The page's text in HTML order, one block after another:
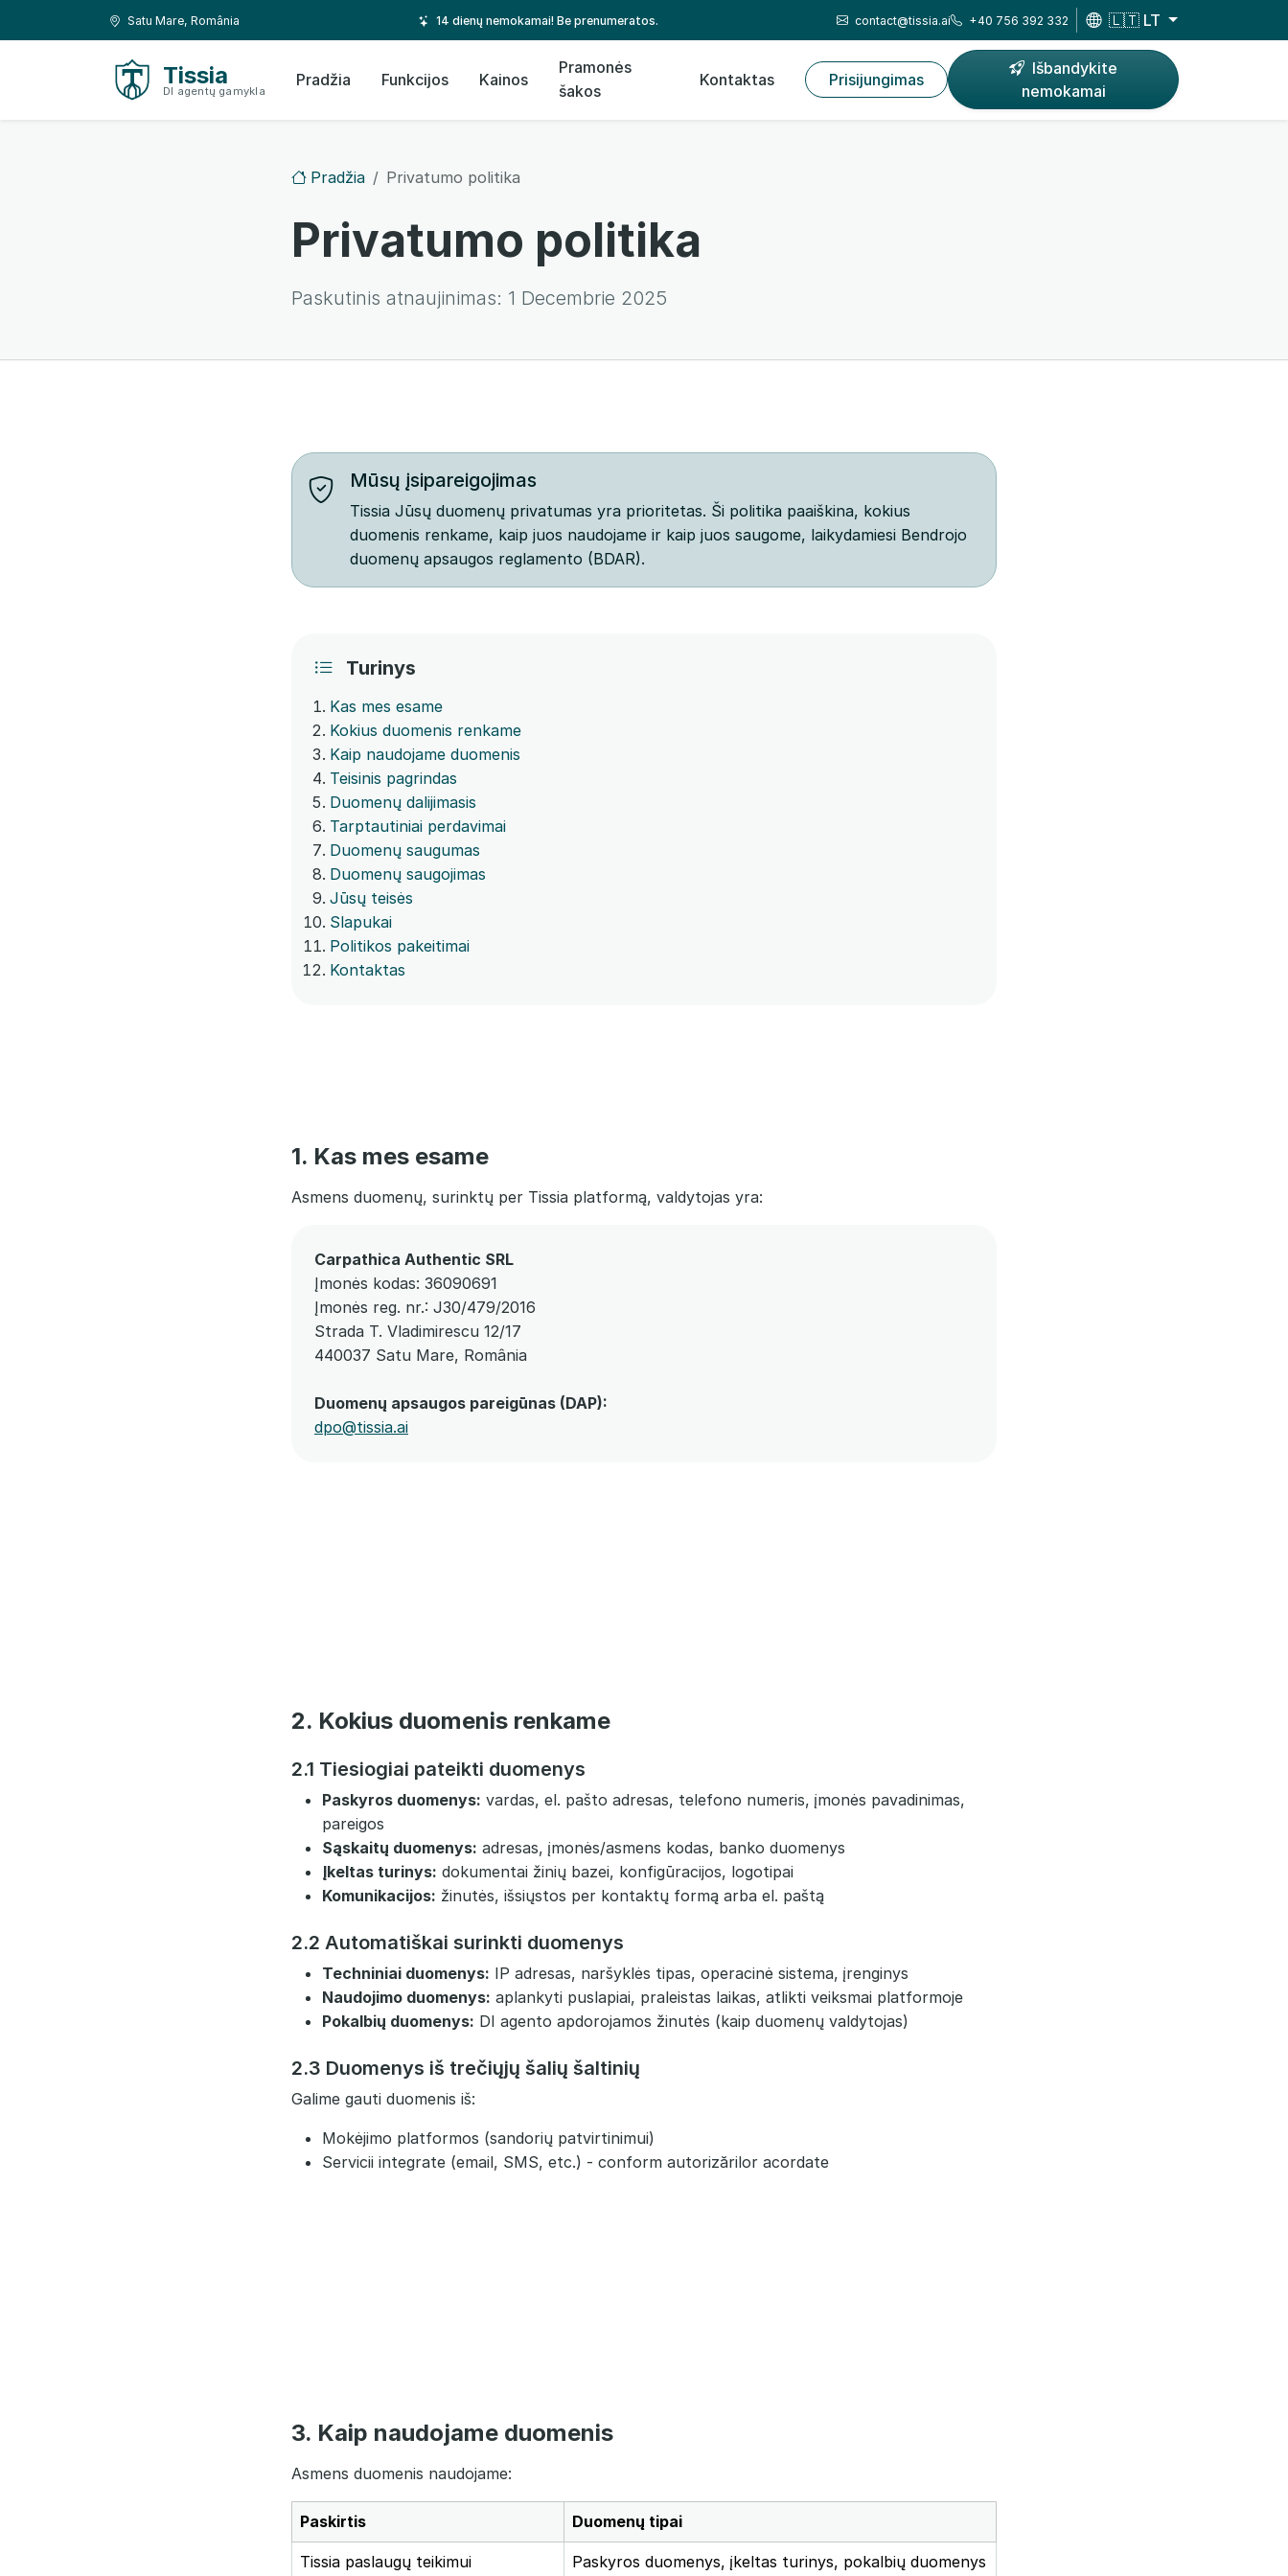
Vieta:
Satu Mare, România 14 dienų nemokamai! Be prenumeratos. contact@tissia.ai +40 756 392 332 🇱🇹 LT
Tissia
DI agentų gamykla
Pradžia Funkcijos Kainos
Pramonės
šakos
Kontaktas Prisijungimas
Išbandykite
nemokamai
Pradžia Privatumo politika
Privatumo politika
Paskutinis atnaujinimas: 1 Decembrie 2025
Mūsų įsipareigojimas
Tissia Jūsų duomenų privatumas yra prioritetas. Ši politika paaiškina, kokius
duomenis renkame, kaip juos naudojame ir kaip juos saugome, laikydamiesi Bendrojo
duomenų apsaugos reglamento (BDAR).
Turinys
Kas mes esame
Kokius duomenis renkame
Kaip naudojame duomenis
Teisinis pagrindas
Duomenų dalijimasis
Tarptautiniai perdavimai
Duomenų saugumas
Duomenų saugojimas
Jūsų teisės
Slapukai
Politikos pakeitimai
Kontaktas
1. Kas mes esame
Asmens duomenų, surinktų per Tissia platformą, valdytojas yra:
Carpathica Authentic SRL
Įmonės kodas: 36090691
Įmonės reg. nr.: J30/479/2016
Strada T. Vladimirescu 12/17
440037 Satu Mare, România
Duomenų apsaugos pareigūnas (DAP):
dpo@tissia.ai
2. Kokius duomenis renkame
2.1 Tiesiogiai pateikti duomenys
Paskyros duomenys: vardas, el. pašto adresas, telefono numeris, įmonės pavadinimas,
pareigos
Sąskaitų duomenys: adresas, įmonės/asmens kodas, banko duomenys
Įkeltas turinys: dokumentai žinių bazei, konfigūracijos, logotipai
Komunikacijos: žinutės, išsiųstos per kontaktų formą arba el. paštą
2.2 Automatiškai surinkti duomenys
Techniniai duomenys: IP adresas, naršyklės tipas, operacinė sistema, įrenginys
Naudojimo duomenys: aplankyti puslapiai, praleistas laikas, atlikti veiksmai platformoje
Pokalbių duomenys: DI agento apdorojamos žinutės (kaip duomenų valdytojas)
2.3 Duomenys iš trečiųjų šalių šaltinių
Galime gauti duomenis iš:
Mokėjimo platformos (sandorių patvirtinimui)
Servicii integrate (email, SMS, etc.) - conform autorizărilor acordate
3. Kaip naudojame duomenis
Asmens duomenis naudojame:
Paskirtis Duomenų tipai
Tissia paslaugų teikimui Paskyros duomenys, įkeltas turinys, pokalbių duomenys